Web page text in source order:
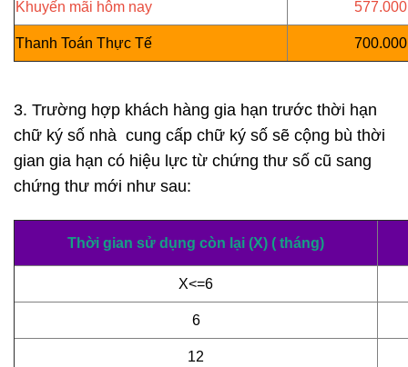
Khuyến mãi hôm nay 577.000
Thanh Toán Thực Tế 700.000
3. Trường hợp khách hàng gia hạn trước thời hạn
chữ ký số nhà cung cấp chữ ký số sẽ cộng bù thời
gian gia hạn có hiệu lực từ chứng thư số cũ sang
chứng thư mới như sau:
Thời gian sử dụng còn lại (X) ( tháng)
X<=6
6
12